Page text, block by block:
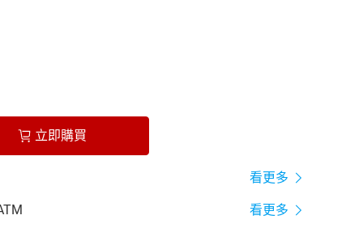
立即購買
看更多
看更多